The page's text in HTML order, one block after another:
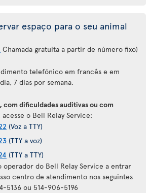
espaço para o seu animal
Chamada gratuita a partir de número fixo)
telefónico em francês e em
7 dias por semana.
com dificuldades auditivas ou com
acesse o Bell Relay Service:
(Voz a TTY)
(TTY a voz)
(TTY a TTY)
operador do Bell Relay Service a entrar
centro de atendimento nos seguintes
5136 ou 514-906-5196